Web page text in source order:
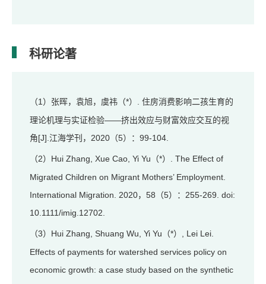
科研论著
（1）张晖，袁旭，虞祎（*）. 住房消费影响二孩生育的
理论机理与实证检验——挤出效应与财富效应交互的视
角[J].江海学刊，2020（5）：99-104.
（2）Hui Zhang, Xue Cao, Yi Yu（*）. The Effect of
Migrated Children on Migrant Mothers’ Employment.
International Migration. 2020，58（5）：255-269. doi:
10.1111/imig.12702.
（3）Hui Zhang, Shuang Wu, Yi Yu（*）, Lei Lei.
Effects of payments for watershed services policy on
economic growth: a case study based on the synthetic